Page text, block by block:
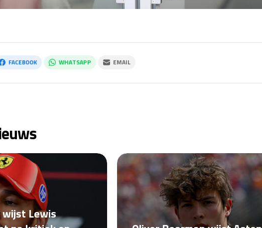
FACEBOOK WHATSAPP EMAIL
Lewis